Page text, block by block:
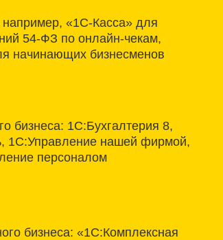
«1С-Касса» для
54-ФЗ по онлайн-чекам,
начинающих бизнесменов
бизнеса: 1С:Бухгалтерия 8,
1С:Управление нашей фирмой,
персоналом
бизнеса: «1С:Комплексная